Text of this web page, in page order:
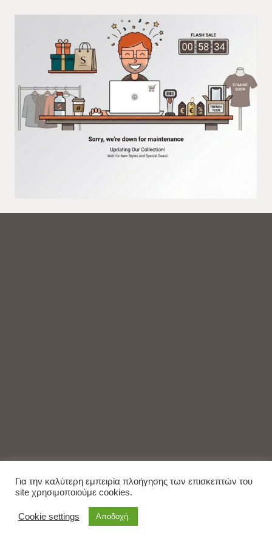
Για την καλύτερη εμπειρία πλοήγησης των επισκεπτών του
site χρησιμοποιούμε cookies.
Cookie settings Αποδοχή.